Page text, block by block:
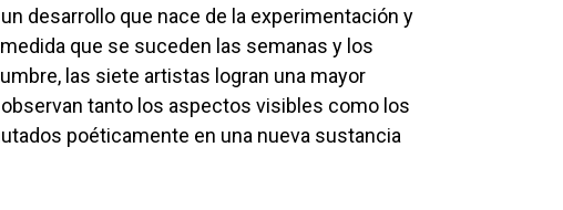
desarrollo que nace de la experimentación y
que se suceden las semanas y los
las siete artistas logran una mayor
tanto los aspectos visibles como los
poéticamente en una nueva sustancia